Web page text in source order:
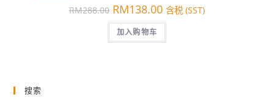
RM288.00 原
价
为：
RM288.00。
RM138.00当
前
价
为：
含税 (SST)
加入购物车
搜索